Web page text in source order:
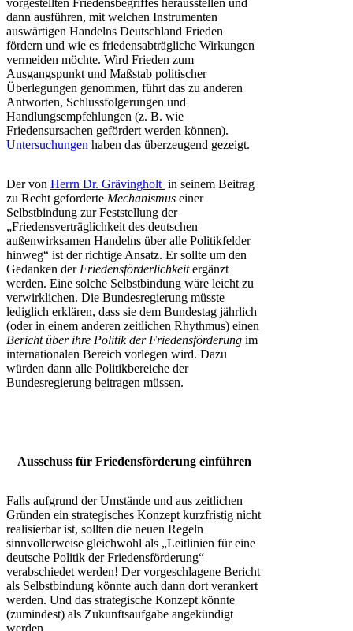
vorgestellten Friedensbegriffes herausstellen und
dann ausführen, mit welchen Instrumenten
auswärtigen Handelns Deutschland Frieden
fördern und wie es friedensabträgliche Wirkungen
vermeiden möchte. Wird Frieden zum
Ausgangspunkt und Maßstab politischer
Überlegungen genommen, führt das zu anderen
Antworten, Schlussfolgerungen und
Handlungsempfehlungen (z. B. wie
Friedensursachen gefördert werden können).
Untersuchungen haben das überzeugend gezeigt.
Der von Herrn Dr. Grävingholt in seinem Beitrag
zu Recht geforderte Mechanismus einer
Selbstbindung zur Feststellung der
„Friedensverträglichkeit des deutschen
außenwirksamen Handelns über alle Politikfelder
hinweg“ ist der richtige Ansatz. Er sollte um den
Gedanken derFriedensförderlichkeitergänzt
werden. Eine solche Selbstbindung wäre leicht zu
verwirklichen. Die Bundesregierung müsste
lediglich erklären, dass sie dem Bundestag jährlich
(oder in einem anderen zeitlichen Rhythmus) einen
Bericht über ihre Politik der Friedensförderung im
internationalen Bereich vorlegen wird. Dazu
würden dann alle Politikbereiche der
Bundesregierung beitragen müssen.
Ausschuss für Friedensförderung einführen
Falls aufgrund der Umstände und aus zeitlichen
Gründen ein strategisches Konzept kurzfristig nicht
realisierbar ist, sollten die neuen Regeln
sinnvollerweise gleichwohl als „Leitlinien für eine
deutsche Politik der Friedensförderung“
verabschiedet werden! Der vorgeschlagene Bericht
als Selbstbindung könnte auch dann dort verankert
werden. Und das strategische Konzept könnte
(zumindest) als Zukunftsaufgabe angekündigt